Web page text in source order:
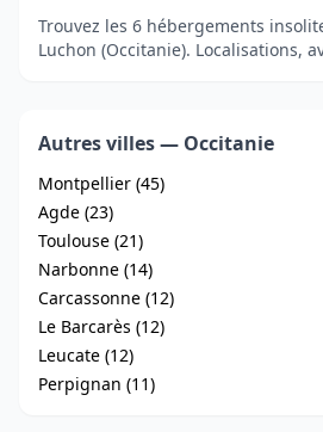
Trouvez les 6 hébergements
Luchon (Occitanie). Localisations,
Autres villes — Occitanie
Montpellier (45)
Agde (23)
Toulouse (21)
Narbonne (14)
Carcassonne (12)
Le Barcarès (12)
Leucate (12)
Perpignan (11)